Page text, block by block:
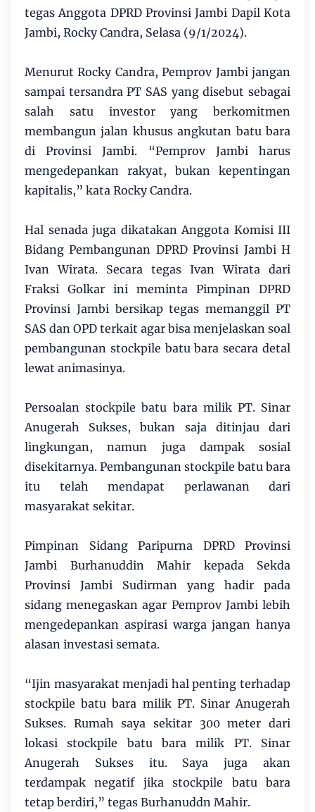
tegas Anggota DPRD Provinsi Jambi Dapil Kota
Jambi, Rocky Candra, Selasa (9/1/2024).
Menurut Rocky Candra, Pemprov Jambi jangan
sampai tersandra PT SAS yang disebut sebagai
salah satu investor yang berkomitmen
membangun jalan khusus angkutan batu bara
di Provinsi Jambi. “Pemprov Jambi harus
mengedepankan rakyat, bukan kepentingan
kapitalis,” kata Rocky Candra.
Hal senada juga dikatakan Anggota Komisi III
Bidang Pembangunan DPRD Provinsi Jambi H
Ivan Wirata. Secara tegas Ivan Wirata dari
Fraksi Golkar ini meminta Pimpinan DPRD
Provinsi Jambi bersikap tegas memanggil PT
SAS dan OPD terkait agar bisa menjelaskan soal
pembangunan stockpile batu bara secara detal
lewat animasinya.
Persoalan stockpile batu bara milik PT. Sinar
Anugerah Sukses, bukan saja ditinjau dari
lingkungan, namun juga dampak sosial
disekitarnya. Pembangunan stockpile batu bara
itu telah mendapat perlawanan dari
masyarakat sekitar.
Pimpinan Sidang Paripurna DPRD Provinsi
Jambi Burhanuddin Mahir kepada Sekda
Provinsi Jambi Sudirman yang hadir pada
sidang menegaskan agar Pemprov Jambi lebih
mengedepankan aspirasi warga jangan hanya
alasan investasi semata.
“Ijin masyarakat menjadi hal penting terhadap
stockpile batu bara milik PT. Sinar Anugerah
Sukses. Rumah saya sekitar 300 meter dari
lokasi stockpile batu bara milik PT. Sinar
Anugerah Sukses itu. Saya juga akan
terdampak negatif jika stockpile batu bara
tetap berdiri,” tegas Burhanuddn Mahir.